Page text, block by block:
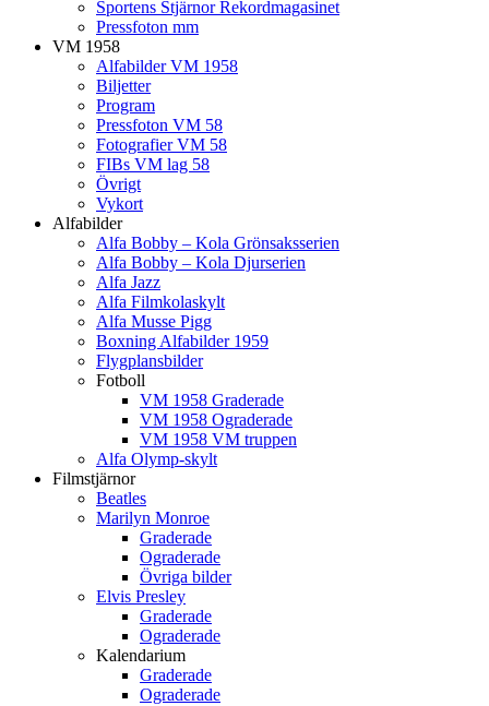
Sportens Stjärnor Rekordmagasinet
Pressfoton mm
VM 1958
Alfabilder VM 1958
Biljetter
Program
Pressfoton VM 58
Fotografier VM 58
FIBs VM lag 58
Övrigt
Vykort
Alfabilder
Alfa Bobby – Kola Grönsaksserien
Alfa Bobby – Kola Djurserien
Alfa Jazz
Alfa Filmkolaskylt
Alfa Musse Pigg
Boxning Alfabilder 1959
Flygplansbilder
Fotboll
VM 1958 Graderade
VM 1958 Ograderade
VM 1958 VM truppen
Alfa Olymp-skylt
Filmstjärnor
Beatles
Marilyn Monroe
Graderade
Ograderade
Övriga bilder
Elvis Presley
Graderade
Ograderade
Kalendarium
Graderade
Ograderade